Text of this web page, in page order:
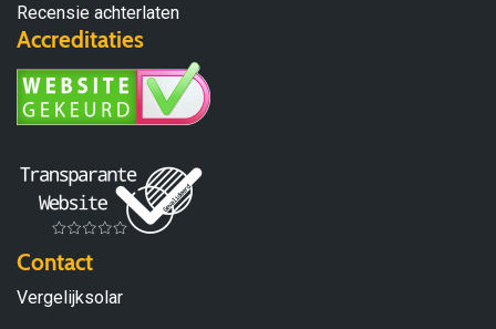
Recensie achterlaten
Accreditaties
Contact
Vergelijksolar